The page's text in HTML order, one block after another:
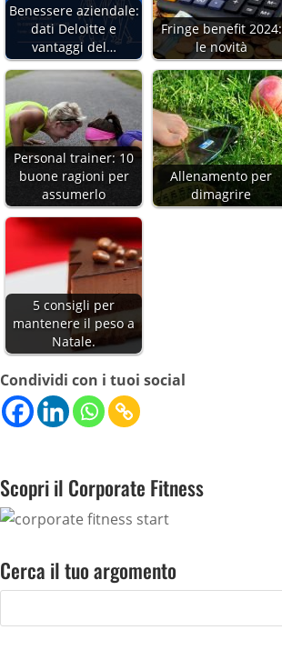
Benessere aziendale:
dati Deloitte e
vantaggi del…
Fringe benefit 2024:
le novità
Personal trainer: 10
buone ragioni per
assumerlo
Allenamento per
dimagrire
5 consigli per
mantenere il peso a
Natale.
Condividi con i tuoi social
Scopri il Corporate Fitness
Cerca il tuo argomento